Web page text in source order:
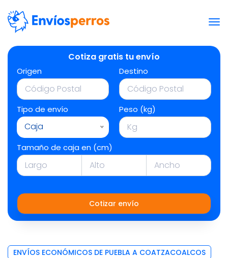
Cotiza gratis tu envío
Origen Destino
Tipo de envío
Caja
Peso (kg)
Tamaño de caja en (cm)
Cotizar envío
ENVÍOS ECONÓMICOS DE PUEBLA A COATZACOALCOS